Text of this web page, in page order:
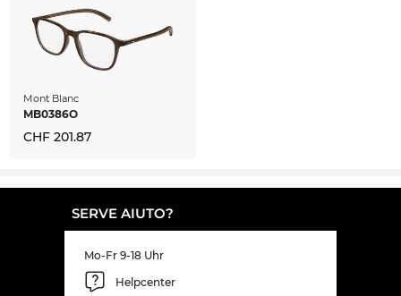
Mont Blanc
MB0386O
CHF 201.87
SERVE AIUTO?
Mo-Fr 9-18 Uhr
Helpcenter